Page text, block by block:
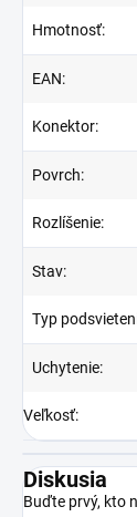
Hmotnosť:
EAN:
Konektor:
Povrch:
Rozlíšenie:
Stav:
Typ
Uchytenie:
Veľkosť:
Diskusia
Buďte prvý, kto